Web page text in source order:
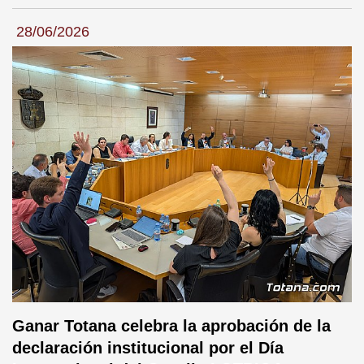
28/06/2026
Ganar Totana celebra la aprobación de la
declaración institucional por el Día